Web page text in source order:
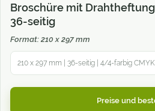
Broschüre mit
36-seitig
Format: 210 x 297 mm
210 x 297 mm | 36-seitig | 4/4-farbig CMYK
Preise und